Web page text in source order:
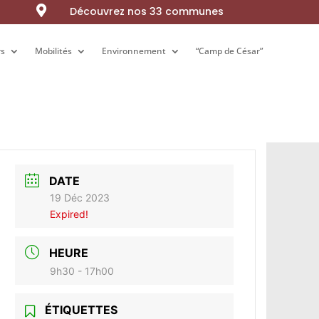
 Découvrez nos 33 communes
Mobilités Environnement “Camp de César”
Mobilités Environnement “Camp de César”
DATE
19 Déc 2023
Expired!
HEURE
9h30 - 17h00
ÉTIQUETTES